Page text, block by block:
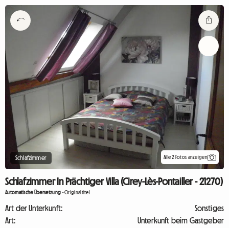
Schlafzimmer Alle 2 Fotos anzeigen
Schlafzimmer In Prächtiger Villa (Cirey-Lès-Pontailler - 21270)
Automatische Übersetzung -Originaltitel
Art der Unterkunft:
Sonstiges
Art:
Unterkunft beim Gastgeber